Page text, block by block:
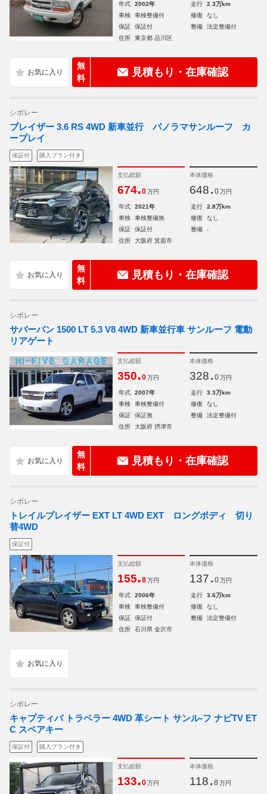
年式 2002年 走行
2.3万km
車検
車検整備付 修復
なし
保証
保証付 整備
法定整備付
住所
東京都 品川区
無
料
見積もり・在庫確認
シボレー
ブレイザー 3.6 RS 4WD 新車並行 パノラマサンルーフ カ
ープレイ
保証付 購入プラン付き
支払総額
674.0 万円
本体価格
648. 0 万円
年式 2021年 走行
2.8万km
車検
車検整備無 修復
なし
保証
保証付 整備
-
住所
大阪府 箕面市
無
料
見積もり・在庫確認
シボレー
サバーバン 1500 LT 5.3 V8 4WD 新車並行車 サンルーフ 電動
リアゲート
支払総額
350.0 万円
本体価格
328. 0 万円
年式 2007年 走行
3.3万km
車検
車検整備付 修復
なし
保証
保証無 整備
法定整備付
住所
大阪府 摂津市
無
料
見積もり・在庫確認
シボレー
トレイルブレイザー EXT LT 4WD EXT ロングボディ 切り
替4WD
保証付
支払総額
155.8 万円
本体価格
137. 0 万円
年式 2006年 走行
3.6万km
車検
車検整備付 修復
なし
保証
保証付 整備
法定整備付
住所
石川県 金沢市
シボレー
キャプティバ トラベラー 4WD 革シート サンル-フ ナビTV ET
C スペアキー
保証付 購入プラン付き
支払総額
133.0 万円
本体価格
118. 8 万円